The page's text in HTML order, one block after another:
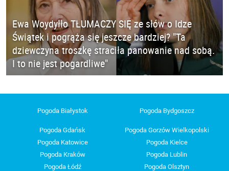
Ewa Woydyłło TŁUMACZY SIĘ ze słów o Idze
Świątek i pogrąża się jeszcze bardziej? "Ta
dziewczyna troszkę straciła panowanie nad sobą.
I to nie jest pogardliwe"
Pogoda Białystok Pogoda Bydgoszcz
Pogoda Gdańsk
Pogoda Gorzów Wielkopolski
Pogoda Katowice
Pogoda Kielce
Pogoda Kraków
Pogoda Lublin
Pogoda Łódź
Pogoda Olsztyn